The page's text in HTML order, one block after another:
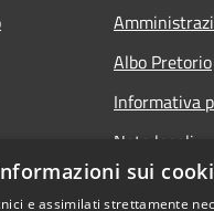
Albo Pretorio
Informativa
Note legali
sui
e assimilati strettamente